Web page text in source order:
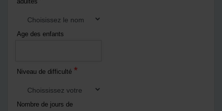
Age des enfants
Niveau de difficulté *
Nombre de jours de